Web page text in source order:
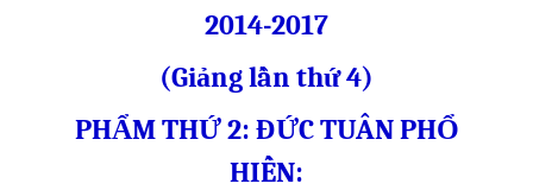
2014-2017
(Giảng lần thứ 4)
PHẨM THỨ 2: ĐỨC TUÂN PHỔ
HIỀN: